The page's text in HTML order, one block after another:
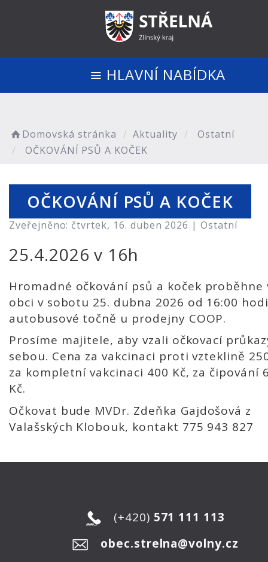
HLAVNÍ NABÍDKA
Domovská stránka Aktuality
Ostatní
OČKOVÁNÍ PSŮ A KOČEK
OČKOVÁNÍ PSŮ A KOČEK
Zveřejněno: čtvrtek, 16. duben 2026 |Ostatní
25.4.2026 v 16h
Hromadné očkování psů a koček proběhne
obci v sobotu 25. dubna 2026 od 16:00
autobusové točně u prodejny COOP.
Prosíme majitele, aby vzali očkovací
sebou. Cena za vakcinaci proti vzteklině
za kompletní vakcinaci 400 Kč, za čipování
Kč.
Očkovat bude MVDr. Zdeňka Gajdošová z
Valašských Klobouk, kontakt 775 943 827
(+420) 571 111 113
obec.strelna@volny.cz